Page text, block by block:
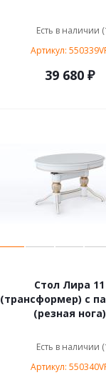
Есть в наличии
Артикул:
39 680 ₽
Стол Лира 11
(трансформер) с
(резная нога)
Есть в наличии
Артикул: